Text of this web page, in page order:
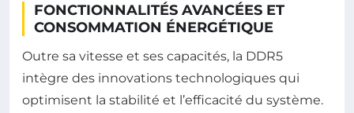
FONCTIONNALITÉS AVANCÉES ET
CONSOMMATION ÉNERGÉTIQUE
Outre sa vitesse et ses capacités, la DDR5
intègre des innovations technologiques qui
optimisent la stabilité et l’efficacité du système.